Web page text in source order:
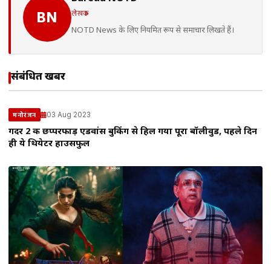
BN लेखक
NOTD News के लिए नियमित रूप से समाचार लिखते हैं।
संबंधित खबरें
मनोरंजन 03 Aug 2023
गदर 2 की छप्परफाड़ एडवांस बुकिंग से हिल गया पूरा बॉलीवुड, पहले दिन
ही ये थियेटर हाउसफुल